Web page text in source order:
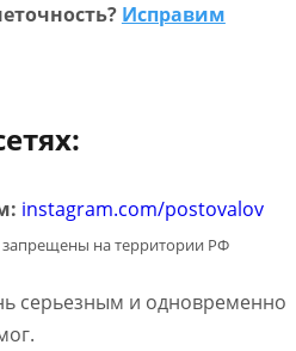
Исправим
instagram.com/postovalov
на территории РФ
серьезным и одновременно